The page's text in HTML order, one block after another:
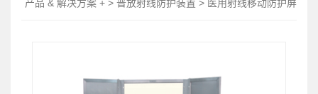
产品 & 解决方案 + > 普放射线防护装置 > 医用射线移动防护屏